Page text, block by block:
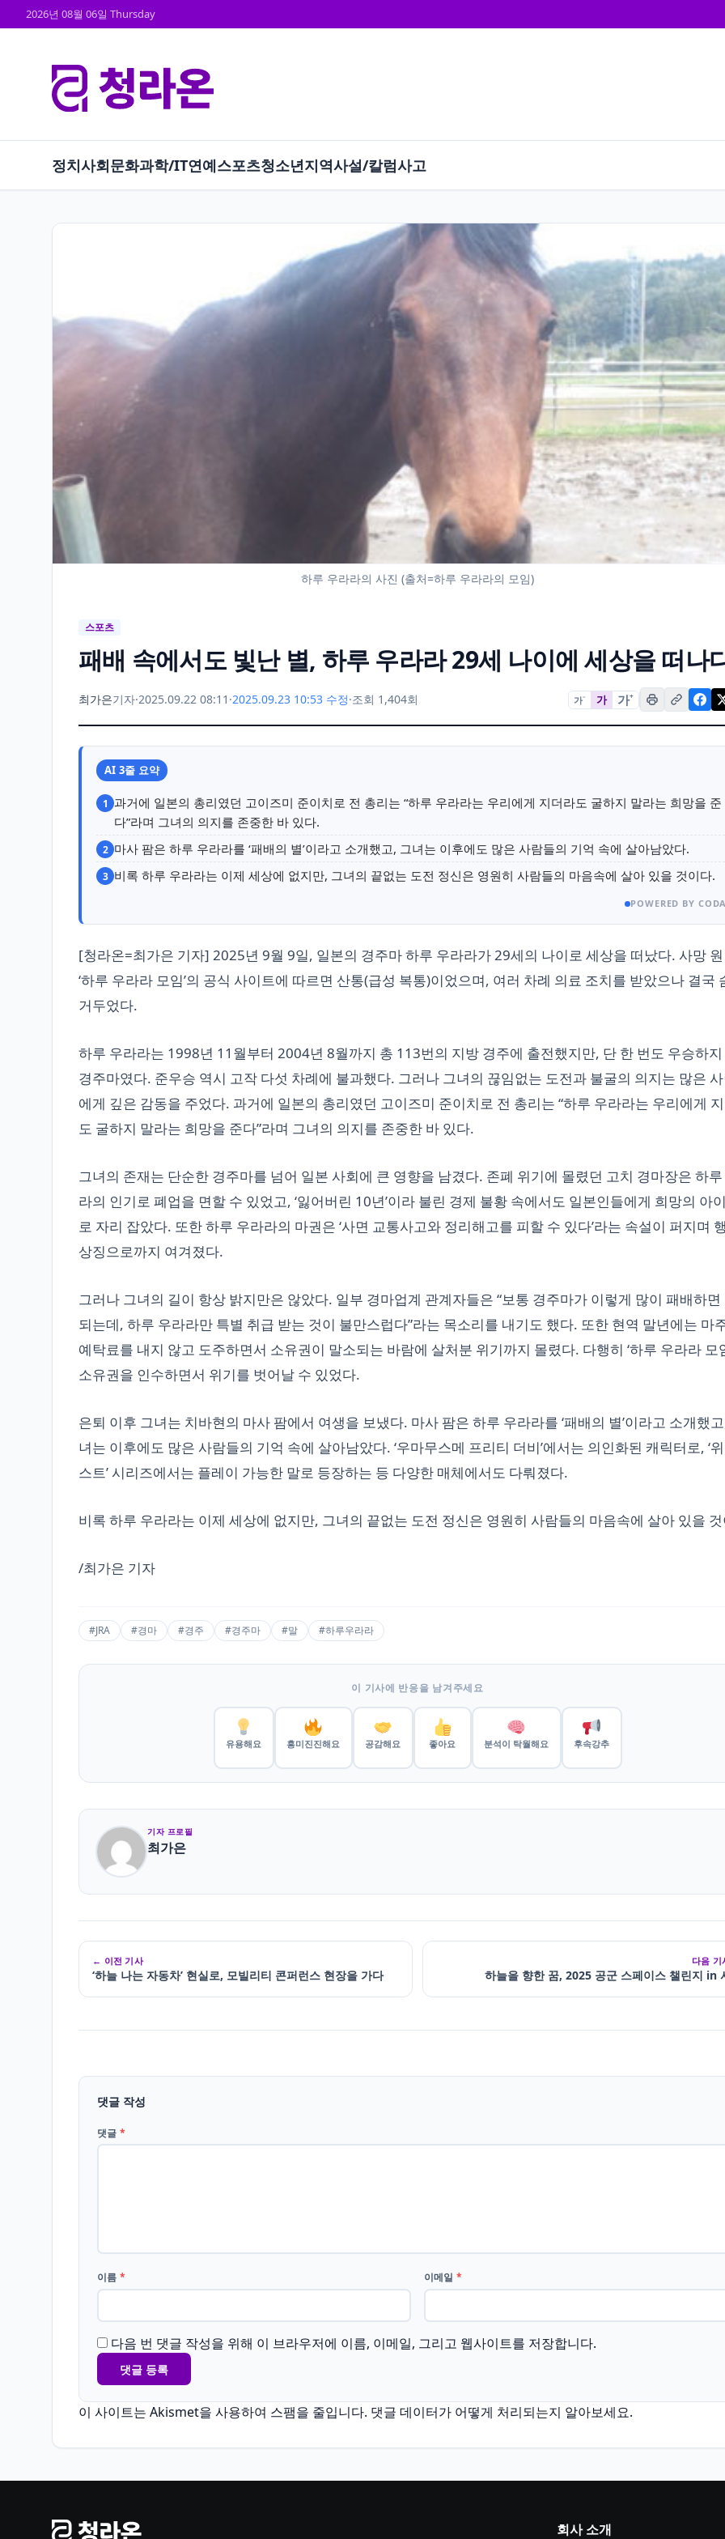
2026년 08월 06일 Thursday
정치사회문화과학/IT연예스포츠청소년지역사설/칼럼사고
하루 우라라의 사진 (출처=하루 우라라의 모임)
스포츠
패배 속에서도 빛난 별, 하루 우라라 29세 나이에 세상을 떠나
최가은기자·2025.09.22 08:11 ·2025.09.23 10:53 수정·조회 1,404회 가− 가 가+
AI 3줄 요약
1 과거에 일본의 총리였던 고이즈미 준이치로 전 총리는 “하루 우라라는 우리에게 지더라도 굴하지 말라는 희망을 준
다”라며 그녀의 의지를 존중한 바 있다.
2 마사 팜은 하루 우라라를 ‘패배의 별’이라고 소개했고, 그녀는 이후에도 많은 사람들의 기억 속에 살아남았다.
3 비록 하루 우라라는 이제 세상에 없지만, 그녀의 끝없는 도전 정신은 영원히 사람들의 마음속에 살아 있을 것이다.
POWERED BY
[청라온=최가은 기자] 2025년 9월 9일, 일본의 경주마 하루 우라라가 29세의 나이로 세상을 떠났다. 사망
‘하루 우라라 모임’의 공식 사이트에 따르면 산통(급성 복통)이었으며, 여러 차례 의료 조치를 받았으나 결국
거두었다.
하루 우라라는 1998년 11월부터 2004년 8월까지 총 113번의 지방 경주에 출전했지만, 단 한 번도 우승하
경주마였다. 준우승 역시 고작 다섯 차례에 불과했다. 그러나 그녀의 끊임없는 도전과 불굴의 의지는 많은
에게 깊은 감동을 주었다. 과거에 일본의 총리였던 고이즈미 준이치로 전 총리는 “하루 우라라는 우리에게
도 굴하지 말라는 희망을 준다”라며 그녀의 의지를 존중한 바 있다.
그녀의 존재는 단순한 경주마를 넘어 일본 사회에 큰 영향을 남겼다. 존폐 위기에 몰렸던 고치 경마장은 하
라의 인기로 폐업을 면할 수 있었고, ‘잃어버린 10년’이라 불린 경제 불황 속에서도 일본인들에게 희망의 아
로 자리 잡았다. 또한 하루 우라라의 마권은 ‘사면 교통사고와 정리해고를 피할 수 있다’라는 속설이 퍼지며
상징으로까지 여겨졌다.
그러나 그녀의 길이 항상 밝지만은 않았다. 일부 경마업계 관계자들은 “보통 경주마가 이렇게 많이 패배하면
되는데, 하루 우라라만 특별 취급 받는 것이 불만스럽다”라는 목소리를 내기도 했다. 또한 현역 말년에는 마
예탁료를 내지 않고 도주하면서 소유권이 말소되는 바람에 살처분 위기까지 몰렸다. 다행히 ‘하루 우라라 모
소유권을 인수하면서 위기를 벗어날 수 있었다.
은퇴 이후 그녀는 치바현의 마사 팜에서 여생을 보냈다. 마사 팜은 하루 우라라를 ‘패배의 별’이라고 소개했
녀는 이후에도 많은 사람들의 기억 속에 살아남았다. ‘우마무스메 프리티 더비’에서는 의인화된 캐릭터로, ‘
스트’ 시리즈에서는 플레이 가능한 말로 등장하는 등 다양한 매체에서도 다뤄졌다.
비록 하루 우라라는 이제 세상에 없지만, 그녀의 끝없는 도전 정신은 영원히 사람들의 마음속에 살아 있을
/최가은 기자
#JRA #경마 #경주 #경주마 #말 #하루우라라
이 기사에 반응을 남겨주세요
유용해요 흥미진진해요 공감해요 좋아요 분석이 탁월해요 후속강추
기자 프로필
최가은
← 이전 기사
‘하늘 나는 자동차’ 현실로, 모빌리티 콘퍼런스 현장을 가다
다음
하늘을 향한 꿈, 2025 공군 스페이스 챌린지 in
댓글 작성
댓글 *
이름 * 이메일 *
다음 번 댓글 작성을 위해 이 브라우저에 이름, 이메일, 그리고 웹사이트를 저장합니다.
이 사이트는 Akismet을 사용하여 스팸을 줄입니다. 댓글 데이터가 어떻게 처리되는지 알아보세요.
회사 소개